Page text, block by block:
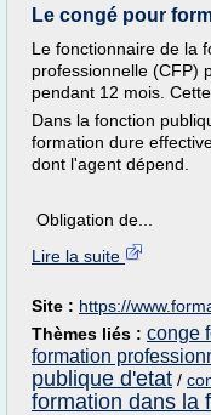
Le congé pour
Le fonctionnaire de la
professionnelle (CFP)
pendant 12 mois.
Dans la fonction
formation dure
dont l'agent dépend.
Obligation de...
Lire la suite
Site : https://
Thèmes liés : conge
formation
publique d'etat /
formation dans la